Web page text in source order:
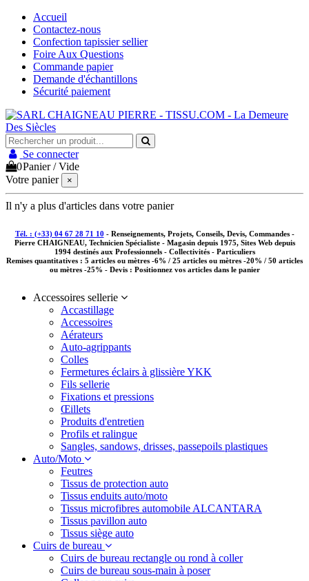
Accueil
Contactez-nous
Confection tapissier sellier
Foire Aux Questions
Commande papier
Demande d'échantillons
Sécurité paiement
Se connecter
0Panier /Vide
Votre panier
×
Il n'y a plus d'articles dans votre panier
Tél. : (+33) 04 67 28 71 10 - Renseignements, Projets, Conseils, Devis, Commandes -
Pierre CHAIGNEAU, Technicien Spécialiste - Magasin depuis 1975, Sites Web depuis
1994 destinés aux Professionnels - Collectivités - Particuliers
Remises quantitatives : 5 articles ou mètres -6% / 25 articles ou mètres -20% / 50 articles
ou mètres -25% - Devis : Positionnez vos articles dans le panier
Accessoires sellerie
Accastillage
Accessoires
Aérateurs
Auto-agrippants
Colles
Fermetures éclairs à glissière YKK
Fils sellerie
Fixations et pressions
Œillets
Produits d'entretien
Profils et ralingue
Sangles, sandows, drisses, passepoils plastiques
Auto/Moto
Feutres
Tissus de protection auto
Tissus enduits auto/moto
Tissus microfibres automobile ALCANTARA
Tissus pavillon auto
Tissus siège auto
Cuirs de bureau
Cuirs de bureau rectangle ou rond à coller
Cuirs de bureau sous-main à poser